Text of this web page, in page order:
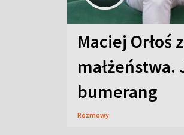
Maciej Orłoś
bumerang
Rozmowy